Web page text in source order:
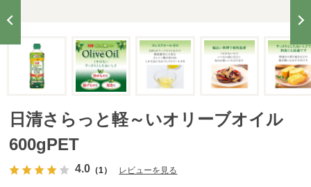
日清さらっと軽～いオリーブオイル
600gPET
4.0 （1） レビューを見る